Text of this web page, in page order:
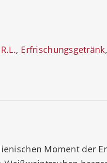
, Erfrischungsgetränk,
Moment der